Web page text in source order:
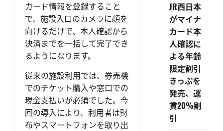
カード情報を登録すること
で、施設入口のカメラに顔を
向けるだけで、本人確認から
決済までを一括して完了でき
るようになります。
従来の施設利用では、券売機
でのチケット購入や窓口での
現金支払いが必須でした。今
回の導入により、利用者は財
布やスマートフォンを取り出
JR西日本
がマイナ
カード本
人確認に
よる年齢
限定割引
きっぷを
発売、運
賃20%割
引